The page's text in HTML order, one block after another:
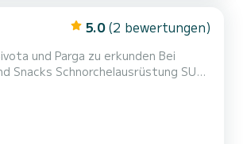
5.0 (2 bewertungen)
und Parga zu erkunden Bei